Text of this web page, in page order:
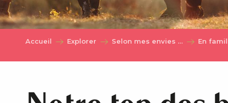
Accueil Explorer Selon mes envies … En